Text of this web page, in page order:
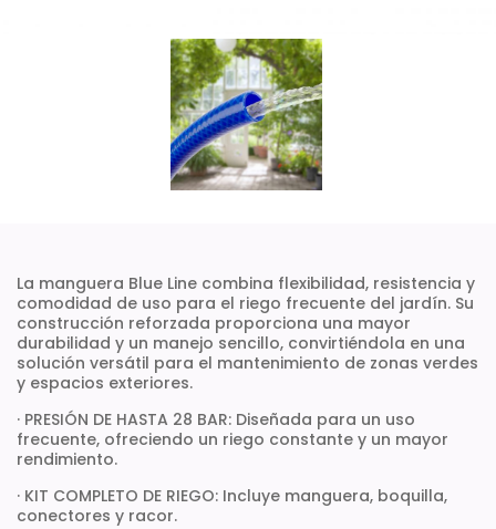
La manguera Blue Line combina flexibilidad, resistencia y
comodidad de uso para el riego frecuente del jardín. Su
construcción reforzada proporciona una mayor
durabilidad y un manejo sencillo, convirtiéndola en una
solución versátil para el mantenimiento de zonas verdes
y espacios exteriores.
· PRESIÓN DE HASTA 28 BAR: Diseñada para un uso
frecuente, ofreciendo un riego constante y un mayor
rendimiento.
· KIT COMPLETO DE RIEGO: Incluye manguera, boquilla,
conectores y racor.